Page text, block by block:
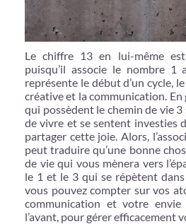
Le chiffre 13 en lui-même
puisqu’il associe le nombre
représente le début d’un cycle,
créative et la communication. En
qui possèdent le chemin de vie 3
de vivre et se sentent investies
partager cette joie. Alors,
peut traduire qu’une bonne
de vie qui vous mènera vers
le 1 et le 3 qui se répètent
vous pouvez compter sur vos
communication et votre
l’avant, pour gérer efficacement